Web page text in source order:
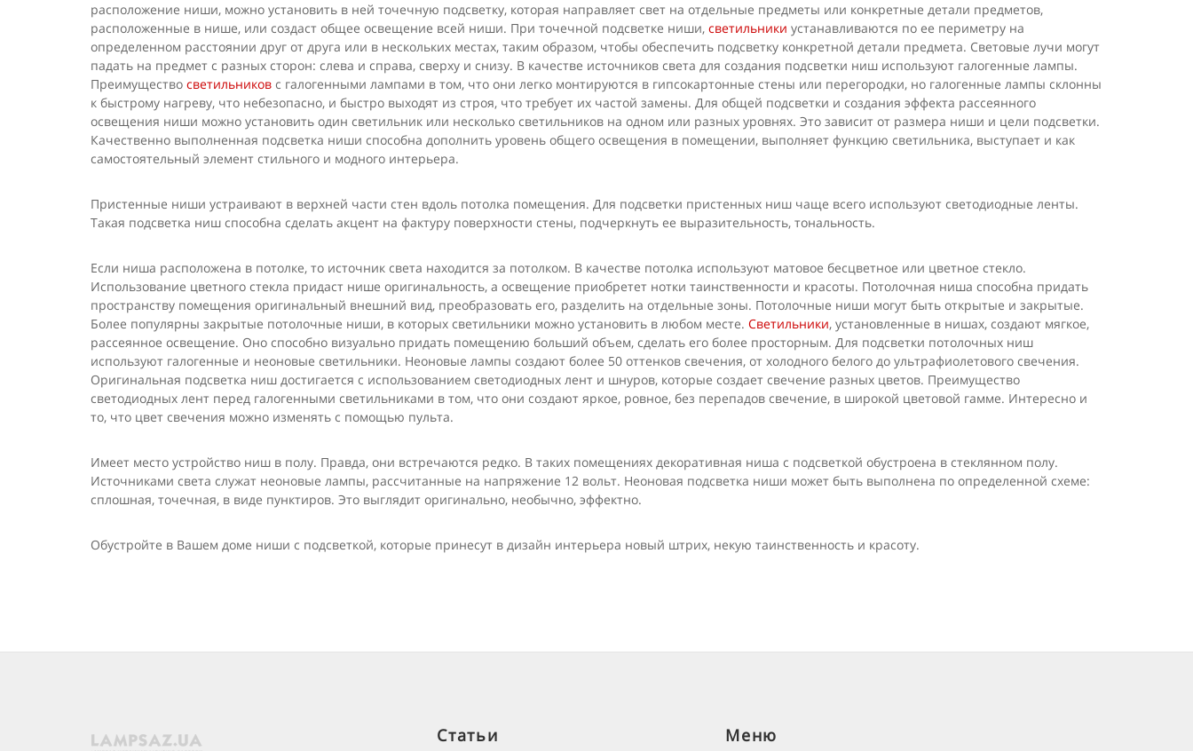
расположение ниши, можно установить в ней точечную подсветку, которая направляет свет на отдельные предметы или конкретные детали предметов,
расположенные в нише, или создаст общее освещение всей ниши. При точечной подсветке ниши, светильники устанавливаются по ее периметру на
определенном расстоянии друг от друга или в нескольких местах, таким образом, чтобы обеспечить подсветку конкретной детали предмета. Световые лучи могут
падать на предмет с разных сторон: слева и справа, сверху и снизу. В качестве источников света для создания подсветки ниш используют галогенные лампы.
Преимущество светильников с галогенными лампами в том, что они легко монтируются в гипсокартонные стены или перегородки, но галогенные лампы склонны
к быстрому нагреву, что небезопасно, и быстро выходят из строя, что требует их частой замены. Для общей подсветки и создания эффекта рассеянного
освещения ниши можно установить один светильник или несколько светильников на одном или разных уровнях. Это зависит от размера ниши и цели подсветки.
Качественно выполненная подсветка ниши способна дополнить уровень общего освещения в помещении, выполняет функцию светильника, выступает и как
самостоятельный элемент стильного и модного интерьера.
Пристенные ниши устраивают в верхней части стен вдоль потолка помещения. Для подсветки пристенных ниш чаще всего используют светодиодные ленты.
Такая подсветка ниш способна сделать акцент на фактуру поверхности стены, подчеркнуть ее выразительность, тональность.
Если ниша расположена в потолке, то источник света находится за потолком. В качестве потолка используют матовое бесцветное или цветное стекло.
Использование цветного стекла придаст нише оригинальность, а освещение приобретет нотки таинственности и красоты. Потолочная ниша способна придать
пространству помещения оригинальный внешний вид, преобразовать его, разделить на отдельные зоны. Потолочные ниши могут быть открытые и закрытые.
Более популярны закрытые потолочные ниши, в которых светильники можно установить в любом месте. Светильники, установленные в нишах, создают мягкое,
рассеянное освещение. Оно способно визуально придать помещению больший объем, сделать его более просторным. Для подсветки потолочных ниш
используют галогенные и неоновые светильники. Неоновые лампы создают более 50 оттенков свечения, от холодного белого до ультрафиолетового свечения.
Оригинальная подсветка ниш достигается с использованием светодиодных лент и шнуров, которые создает свечение разных цветов. Преимущество
светодиодных лент перед галогенными светильниками в том, что они создают яркое, ровное, без перепадов свечение, в широкой цветовой гамме. Интересно и
то, что цвет свечения можно изменять с помощью пульта.
Имеет место устройство ниш в полу. Правда, они встречаются редко. В таких помещениях декоративная ниша с подсветкой обустроена в стеклянном полу.
Источниками света служат неоновые лампы, рассчитанные на напряжение 12 вольт. Неоновая подсветка ниши может быть выполнена по определенной схеме:
сплошная, точечная, в виде пунктиров. Это выглядит оригинально, необычно, эффектно.
Обустройте в Вашем доме ниши с подсветкой, которые принесут в дизайн интерьера новый штрих, некую таинственность и красоту.
Статьи Меню